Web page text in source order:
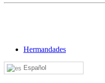
Hermandades
Español
Historia de la Virgen del Rocío